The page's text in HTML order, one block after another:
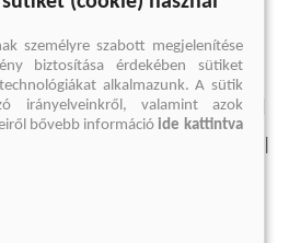
Elállási felmondási nyilatkozat
személyre szabott megjelenítése
biztosítása érdekében sütiket
alkalmazunk. A sütik
irányelveinkről, valamint azok
bővebb információide kattintva